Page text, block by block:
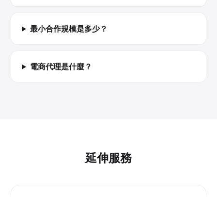
最小合作規模是多少？
電商代理是什麼？
延伸服務